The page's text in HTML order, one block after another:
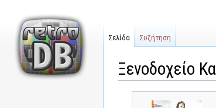
Ξενοδοχείο
Σελίδα Συζήτηση